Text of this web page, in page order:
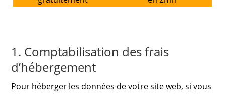
1. Comptabilisation des frais
d’hébergement
Pour héberger les données de votre site web, si vous